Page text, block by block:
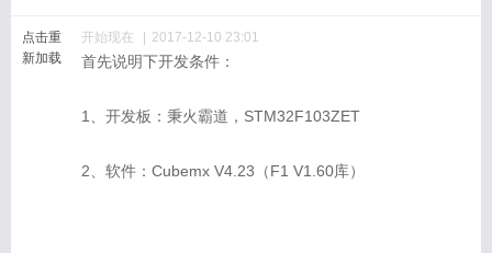
点击重
新加载
开始现在 2017-12-10 23:01
首先说明下开发条件：
1、开发板：秉火霸道，STM32F103ZET
2、软件：Cubemx V4.23（F1 V1.60库）